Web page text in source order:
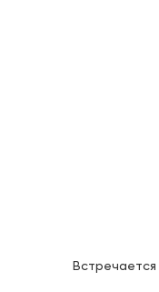
Встречается